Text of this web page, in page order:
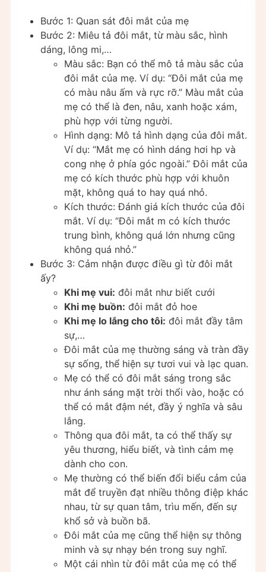
Bước 1: Quan sát đôi mắt của mẹ
Bước 2: Miêu tả đôi mắt, từ màu sắc, hình
dáng, lông mi,…
Màu sắc: Bạn có thể mô tả màu sắc của
đôi mắt của mẹ. Ví dụ: “Đôi mắt của mẹ
có màu nâu ấm và rực rỡ.” Màu mắt của
mẹ có thể là đen, nâu, xanh hoặc xám,
phù hợp với từng người.
Hình dạng: Mô tả hình dạng của đôi mắt.
Ví dụ: “Mắt mẹ có hình dáng hơi hp và
cong nhẹ ở phía góc ngoài.” Đôi mắt của
mẹ có kích thước phù hợp với khuôn
mặt, không quá to hay quá nhỏ.
Kích thước: Đánh giá kích thước của đôi
mắt. Ví dụ: “Đôi mắt m có kích thước
trung bình, không quá lớn nhưng cũng
không quá nhỏ.”
Bước 3: Cảm nhận được điều gì từ đôi mắt
ấy?
Khi mẹ vui: đôi mắt như biết cưới
Khi mẹ buồn: đôi mắt đỏ hoe
Khi mẹ lo lắng cho tôi: đôi mắt đầy tâm
sự,…
Đôi mắt của mẹ thường sáng và tràn đầy
sự sống, thể hiện sự tươi vui và lạc quan.
Mẹ có thể có đôi mắt sáng trong sắc
như ánh sáng mặt trời thổi vào, hoặc có
thể có mắt đậm nét, đầy ý nghĩa và sâu
lắng.
Thông qua đôi mắt, ta có thể thấy sự
yêu thương, hiểu biết, và tình cảm mẹ
dành cho con.
Mẹ thường có thể biến đổi biểu cảm của
mắt để truyền đạt nhiều thông điệp khác
nhau, từ sự quan tâm, trìu mến, đến sự
khổ sở và buồn bã.
Đôi mắt của mẹ cũng thể hiện sự thông
minh và sự nhạy bén trong suy nghĩ.
Một cái nhìn từ đôi mắt của mẹ có thể